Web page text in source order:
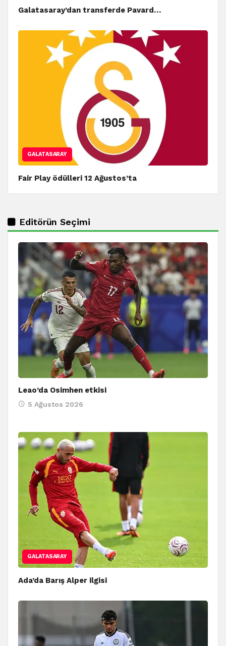
Galatasaray’dan transferde Pavard…
GALATASARAY
Fair Play ödülleri 12 Ağustos’ta
Editörün Seçimi
Leao’da Osimhen etkisi
5 Ağustos 2026
GALATASARAY
Ada’da Barış Alper ilgisi